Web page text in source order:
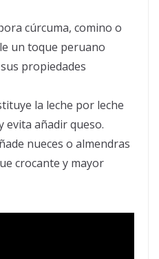
cúrcuma, comino o
un toque peruano
propiedades
la leche por leche
evita añadir queso.
nueces o almendras
crocante y mayor